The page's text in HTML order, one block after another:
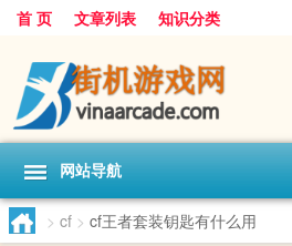
首 页 文章列表 知识分类
网站导航
> cf > cf王者套装钥匙有什么用